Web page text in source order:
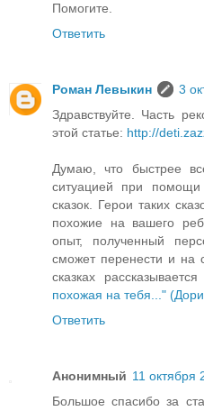
Помогите.
Ответить
Роман Левыкин
3
Здравствуйте. Часть
этой статье: http://
Думаю, что быстрее
ситуацией при помощи
сказок. Герои таких
похожие на вашего
опыт, полученный
сможет перенести и на
сказках
похожая на тебя..."
Ответить
Анонимный 11 октября
Большое спасибо за